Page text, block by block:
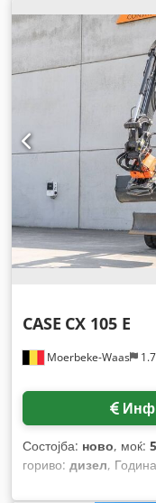
Moerbeke-Waas
CASE CX 105 E
Состојба: ново, моќ:
гориво: дизел,